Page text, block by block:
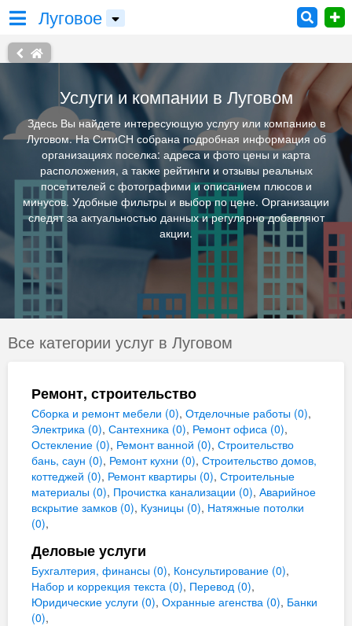
Луговое
Услуги и компании в Луговом
Здесь Вы найдете интересующую услугу или компанию в
Луговом. На СитиСН собрана подробная информация об
организациях поселка: адреса и фото цены и карта
расположения, а также рейтинги и отзывы реальных
посетителей с фотографими и описанием плюсов и
минусов. Удобные фильтры и выбор по цене. Организации
следят за актуальностью данных и регулярно добавляют
акции.
Все категории услуг в Луговом
Ремонт, строительство
Сборка и ремонт мебели (0), Отделочные работы (0),
Электрика (0), Сантехника (0), Ремонт офиса (0),
Остекление (0), Ремонт ванной (0), Строительство
бань, саун (0), Ремонт кухни (0), Строительство домов,
коттеджей (0), Ремонт квартиры (0), Строительные
материалы (0), Прочистка канализации (0), Аварийное
вскрытие замков (0), Кузницы (0), Натяжные потолки
(0),
Деловые услуги
Бухгалтерия, финансы (0), Консультирование (0),
Набор и коррекция текста (0), Перевод (0),
Юридические услуги (0), Охранные агенства (0), Банки
(0),